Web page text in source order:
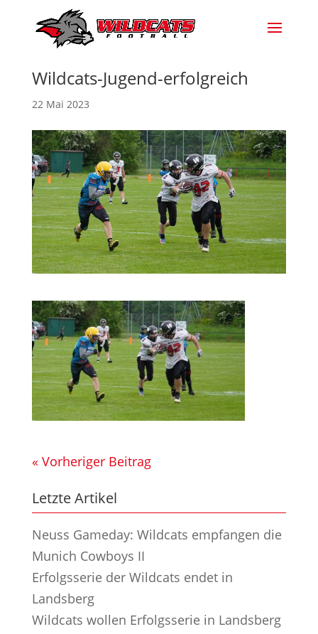
Wildcats-Jugend-erfolgreich
22 Mai 2023
« Vorheriger Beitrag
Letzte Artikel
Neuss Gameday: Wildcats empfangen die
Munich Cowboys II
Erfolgsserie der Wildcats endet in
Landsberg
Wildcats wollen Erfolgsserie in Landsberg